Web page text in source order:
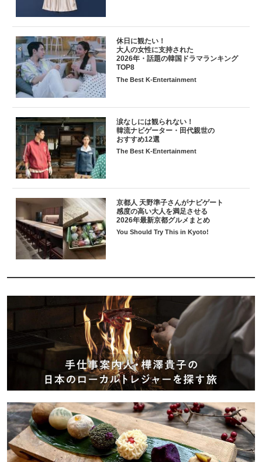
休日に観たい！
大人の女性に支持された
2026年・話題の韓国ドラマランキング
TOP8
The Best K-Entertainment
涙なしには観られない！
韓流ナビゲーター・田代親世の
おすすめ12選
The Best K-Entertainment
京都人 天野準子さんがナビゲート
感度の高い大人を満足させる
2026年最新京都グルメまとめ
You Should Try This in Kyoto!